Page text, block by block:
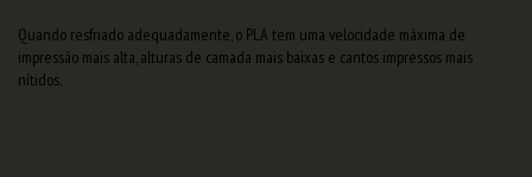
Quando resfriado adequadamente, o PLA tem uma velocidade máxima de
impressão mais alta, alturas de camada mais baixas e cantos impressos mais
nítidos.